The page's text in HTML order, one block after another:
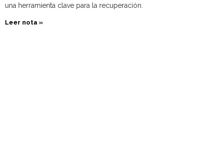
una herramienta clave para la recuperación.
Leer nota »